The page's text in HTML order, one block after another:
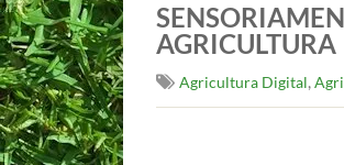
AGRICULTURA
Agricultura Digital,